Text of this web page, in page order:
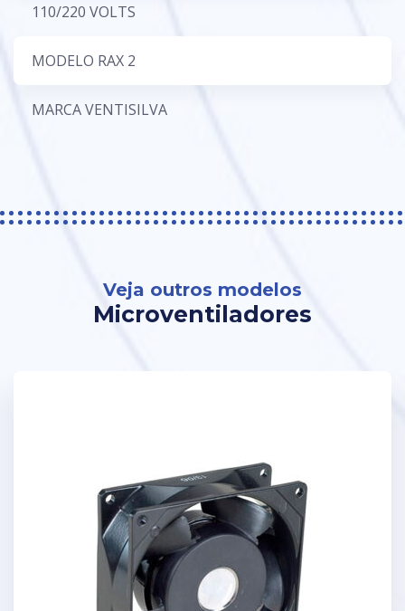
110/220 VOLTS
MODELO RAX 2
MARCA VENTISILVA
Veja outros modelos
Microventiladores